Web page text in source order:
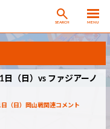
SEARCH MENU
（日）vs ファジアーノ
（日）岡山戦関連コメント